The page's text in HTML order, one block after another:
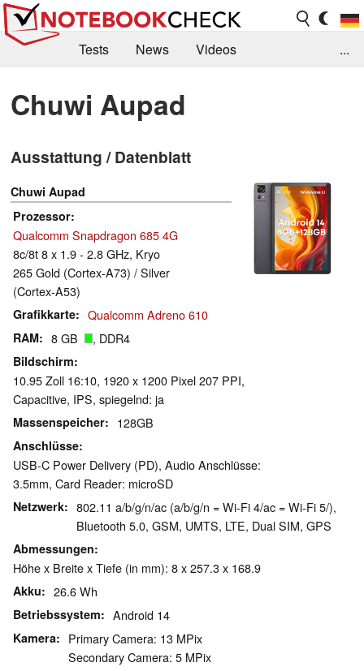
Tests News
Videos
Kaufberatung
Deals Suche
Forum
...
Chuwi Aupad
Ausstattung / Datenblatt
Chuwi Aupad
Prozessor
Qualcomm Snapdragon 685 4G
8c/8t 8 x 1.9 - 2.8 GHz, Kryo
265 Gold (Cortex-A73) / Silver
(Cortex-A53)
Grafikkarte Qualcomm Adreno 610
RAM 8 GB , DDR4
Bildschirm
10.95 Zoll 16:10, 1920 x 1200 Pixel 207 PPI,
Capacitive, IPS, spiegelnd: ja
Massenspeicher 128GB
Anschlüsse
USB-C Power Delivery (PD), Audio Anschlüsse:
3.5mm, Card Reader: microSD
Netzwerk
802.11 a/b/g/n/ac (a/b/g/n = Wi-Fi 4/ac = Wi-Fi 5/),
Bluetooth 5.0, GSM, UMTS, LTE, Dual SIM, GPS
Abmessungen
Höhe x Breite x Tiefe (in mm): 8 x 257.3 x 168.9
Akku 26.6 Wh
Betriebssystem Android 14
Kamera
Primary Camera: 13 MPix
Secondary Camera: 5 MPix